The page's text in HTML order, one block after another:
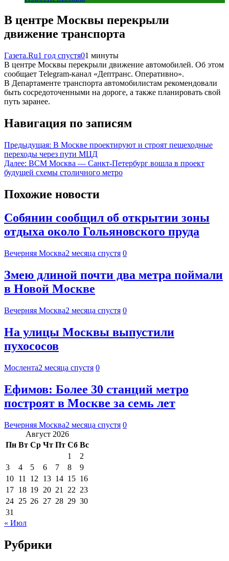
В центре Москвы перекрыли
движение транспорта
Газета.Ru1 год спустя01 минуты
В центре Москвы перекрыли движение автомобилей. Об этом
сообщает Telegram-канал «Дептранс. Оперативно».
В Департаменте транспорта автомобилистам рекомендовали
быть сосредоточенными на дороге, а также планировать свой
путь заранее.
Навигация по записям
Предыдущая: В Москве проектируют и строят пешеходные
переходы через пути МЦД
Далее: ВСМ Москва — Санкт-Петербург вошла в проект
будущей схемы столичного метро
Похожие новости
Собянин сообщил об открытии зоны
отдыха около Гольяновского пруда
Вечерняя Москва2 месяца спустя 0
Змею длиной почти два метра поймали
в Новой Москве
Вечерняя Москва2 месяца спустя 0
На улицы Москвы выпустили
пухососов
Мослента2 месяца спустя 0
Ефимов: Более 30 станций метро
построят в Москве за семь лет
Вечерняя Москва2 месяца спустя 0
Август 2026
Пн Вт Ср Чт Пт Сб Вс
1
2
3
4 5 6 7 8
9
10 11 12 13 14 15 16
17 18 19 20 21 22 23
24 25 26 27 28 29 30
31
« Июл
Рубрики